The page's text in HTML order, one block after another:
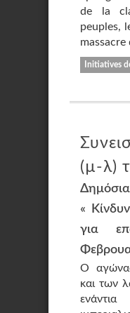
de la
peuples,
massacre
Initiatives
(µ-λ)
«
για
Ο
και των